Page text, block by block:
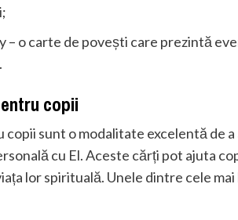
– o carte de povești care prezintă
copii
sunt o modalitate excelentă de a
cu El. Aceste cărți pot ajuta
lor spirituală. Unele dintre cele